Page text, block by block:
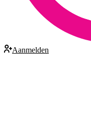
Aanmelden